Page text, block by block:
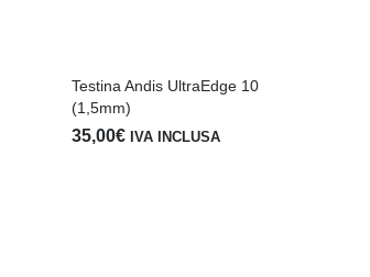
Testina Andis UltraEdge 10
(1,5mm)
35,00€ IVA INCLUSA